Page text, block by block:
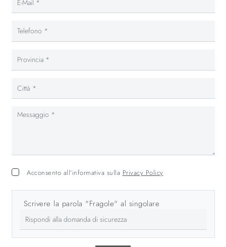
Acconsento all'informativa sulla Privacy Policy
Scrivere la parola "Fragole" al singolare